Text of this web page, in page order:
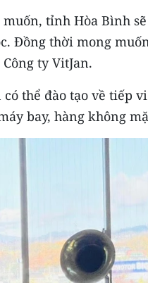
tỉnh Hòa Bình
Đồng thời mong
ty VitJan.
thể đào tạo về tiếp
bay, hàng không